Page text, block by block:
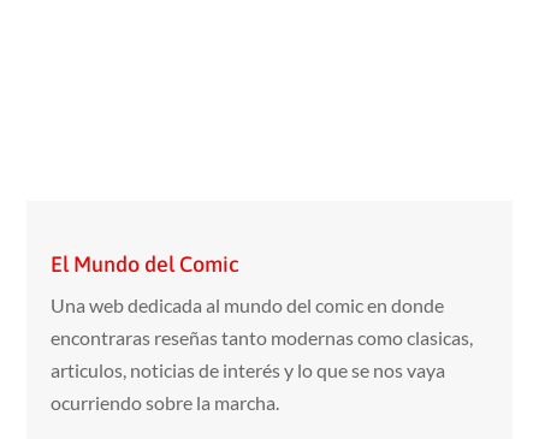
El Mundo del Comic
Una web dedicada al mundo del comic en donde
encontraras reseñas tanto modernas como clasicas,
articulos, noticias de interés y lo que se nos vaya
ocurriendo sobre la marcha.